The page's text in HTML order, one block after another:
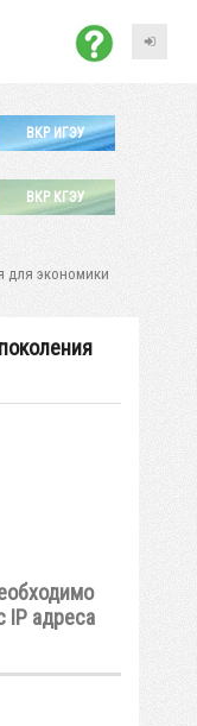
ВКР ИГЭУ
ВКР КГЭУ
для экономики
IP адреса